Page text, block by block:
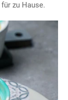
zu Hause.